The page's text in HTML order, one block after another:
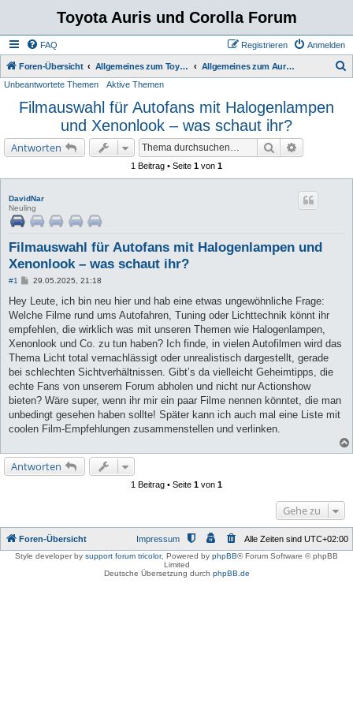
Toyota Auris und Corolla Forum
FAQ Anmelden
Registrieren
Foren-Übersicht Allgemeines zum Toyota Auris & Corolla Allgemeines zum Auris, Corolla und der Technik
Unbeantwortete Themen Aktive Themen
Filmauswahl für Autofans mit Halogenlampen
und Xenonlook – was schaut ihr?
Antworten Suche
1 Beitrag • Seite 1 von 1
DavidNar
Neuling
Filmauswahl für Autofans mit Halogenlampen und
Xenonlook – was schaut ihr?
#1
B
i
r
a
29.05.2025, 21:18
Hey Leute, ich bin neu hier und hab eine etwas ungewöhnliche Frage:
Welche Filme rund ums Autofahren, Tuning oder Lichttechnik könnt ihr
empfehlen, die wirklich was mit unseren Themen wie Halogenlampen,
Xenonlook und Co. zu tun haben? Ich finde, in vielen Autofilmen wird das
Thema Licht total vernachlässigt oder unrealistisch dargestellt, gerade
bei schlechten Sichtverhältnissen. Gibt’s da vielleicht Geheimtipps, die
echte Fans von unserem Forum abholen und nicht nur Actionshow
bieten? Wäre super, wenn ihr mir ein paar Filme nennen könntet, die man
unbedingt gesehen haben sollte! Später kann ich auch mal eine Liste mit
coolen Film-Empfehlungen zusammenstellen und verlinken.
Antworten
1 Beitrag • Seite 1 von 1
Gehe zu
Foren-Übersicht Alle Zeiten sind UTC+02:00
Impressum
Style developer by support forum tricolor, Powered by phpBB® Forum Software © phpBB
Limited
Deutsche Übersetzung durch phpBB.de